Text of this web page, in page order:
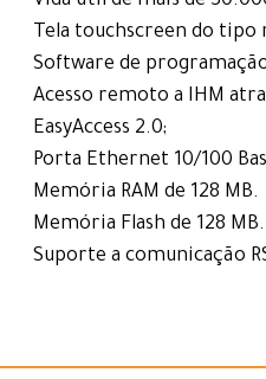
Tela touchscreen do tipo
Software de
Acesso remoto a IHM
EasyAccess 2.0;
Porta Ethernet 10/100
Memória RAM de 128 MB.
Memória Flash de 128 MB.
Suporte a comunicação